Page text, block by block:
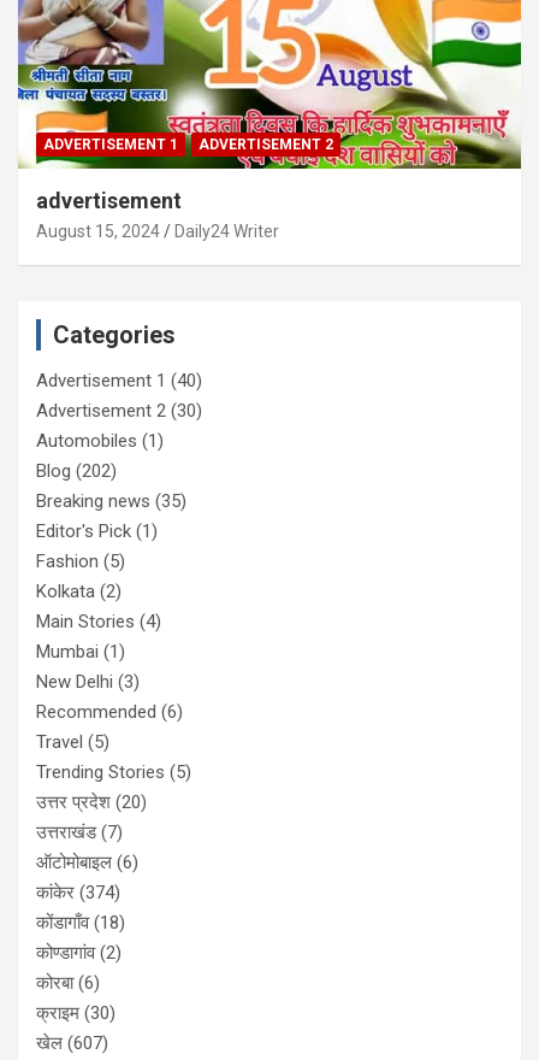
ADVERTISEMENT 1 ADVERTISEMENT 2
advertisement
August 15, 2024 Daily24 Writer
Categories
Advertisement 1 (40)
Advertisement 2 (30)
Automobiles (1)
Blog (202)
Breaking news (35)
Editor's Pick (1)
Fashion (5)
Kolkata (2)
Main Stories (4)
Mumbai (1)
New Delhi (3)
Recommended (6)
Travel (5)
Trending Stories (5)
उत्तर प्रदेश (20)
उत्तराखंड(7)
ऑटोमोबाइल (6)
कांकेर (374)
कोंडागाँव(18)
कोण्डागांव(2)
कोरबा(6)
क्राइम (30)
खेल (607)